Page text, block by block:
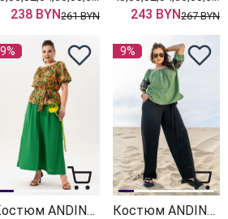
238 BYN261 BYN 243 BYN267 BYN
9%
Костюм ANDINA 980
9%
Костюм ANDINA 953